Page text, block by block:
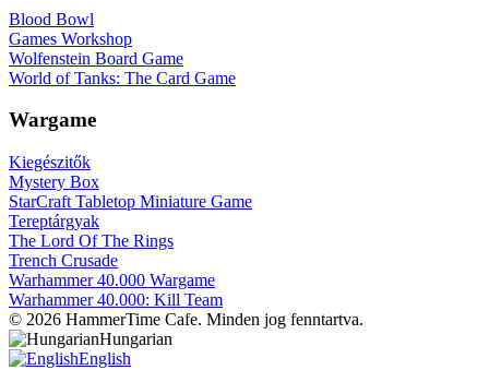
Blood Bowl
Games Workshop
Wolfenstein Board Game
World of Tanks: The Card Game
Wargame
Kiegészitők
Mystery Box
StarCraft Tabletop Miniature Game
Tereptárgyak
The Lord Of The Rings
Trench Crusade
Warhammer 40.000 Wargame
Warhammer 40.000: Kill Team
© 2026 HammerTime Cafe. Minden jog fenntartva.
Hungarian
English